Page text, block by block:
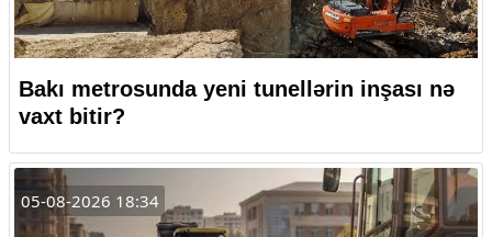
Bakı metrosunda yeni tunellərin inşası nə
vaxt bitir?
05-08-2026 18:34